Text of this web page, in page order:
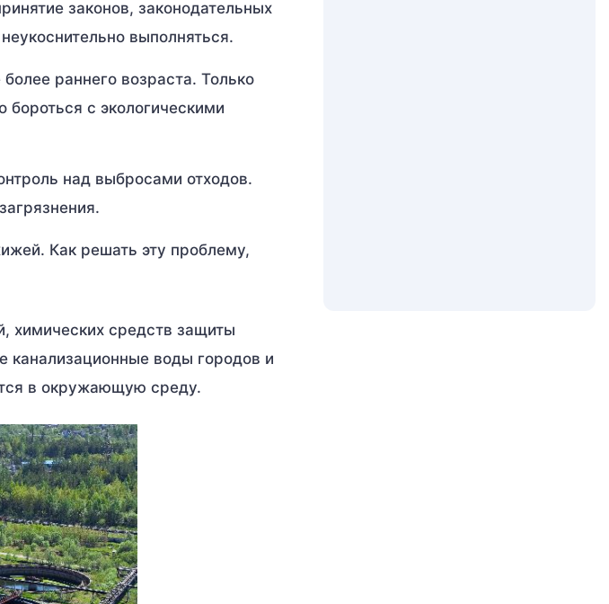
законов, законодательных
выполняться.
раннего возраста. Только
с экологическими
над выбросами отходов.
Как решать эту проблему,
химических средств защиты
канализационные воды городов и
в окружающую среду.